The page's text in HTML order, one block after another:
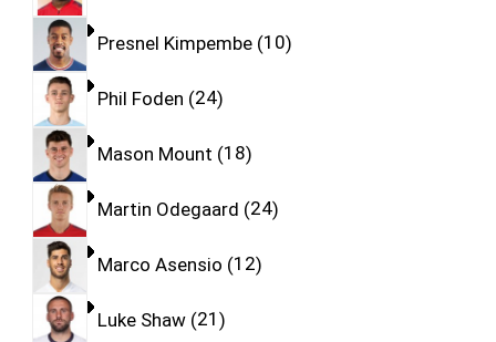
Presnel Kimpembe 10
Phil Foden 24
Mason Mount 18
Martin Odegaard 24
Marco Asensio 12
Luke Shaw 21